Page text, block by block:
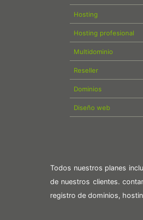
Hosting
Hosting profesional
Multidominio
Reseller
Dominios
Diseño web
Todos nuestros planes
de nuestros clientes.
registro de dominios,